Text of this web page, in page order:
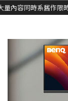
量內容同時系舊作限